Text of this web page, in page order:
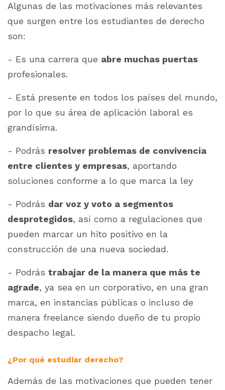
Algunas de las motivaciones más relevantes
que surgen entre los estudiantes de derecho
son:
- Es una carrera que abre muchas puertas
profesionales.
- Está presente en todos los países del mundo,
por lo que su área de aplicación laboral es
grandísima.
- Podrás resolver problemas de convivencia
entre clientes y empresas, aportando
soluciones conforme a lo que marca la ley
- Podrás dar voz y voto a segmentos
desprotegidos, así como a regulaciones que
pueden marcar un hito positivo en la
construcción de una nueva sociedad.
- Podrás trabajar de la manera que más te
agrade, ya sea en un corporativo, en una gran
marca, en instancias públicas o incluso de
manera freelance siendo dueño de tu propio
despacho legal.
¿Por qué estudiar derecho?
Además de las motivaciones que pueden tener